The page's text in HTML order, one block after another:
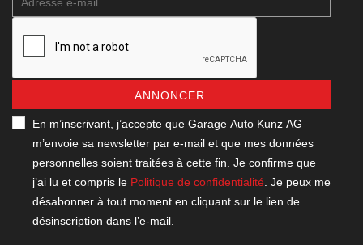
ANNONCER
En m’inscrivant, j’accepte que Garage Auto Kunz AG
m’envoie sa newsletter par e-mail et que mes données
personnelles soient traitées à cette fin. Je confirme que
j’ai lu et compris le Politique de confidentialité . Je peux me
désabonner à tout moment en cliquant sur le lien de
désinscription dans l’e-mail.